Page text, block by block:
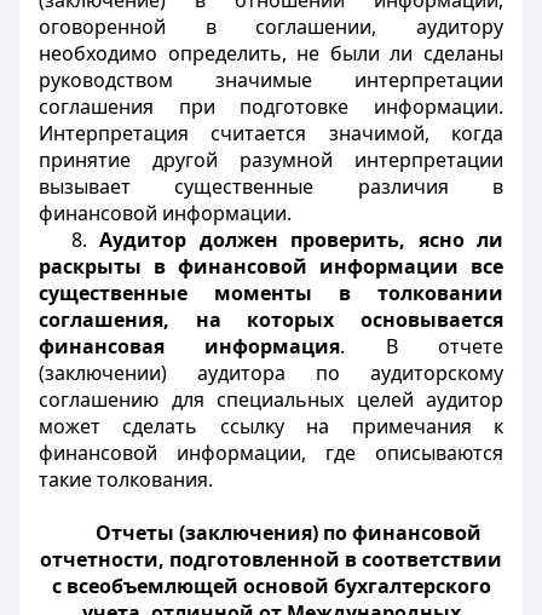
оговоренной в соглашении, аудитору
необходимо определить, не были ли сделаны
руководством значимые интерпретации
соглашения при подготовке информации.
Интерпретация считается значимой, когда
принятие другой разумной интерпретации
вызывает существенные различия в
финансовой информации.
8.Аудитор должен проверить, ясно ли
раскрыты в финансовой информации все
существенные моменты в толковании
соглашения, на которых основывается
финансовая информация. В отчете
(заключении) аудитора по аудиторскому
соглашению для специальных целей аудитор
может сделать ссылку на примечания к
финансовой информации, где описываются
такие толкования.
Отчеты (заключения) по финансовой
отчетности, подготовленной в соответствии
с всеобъемлющей основой бухгалтерского